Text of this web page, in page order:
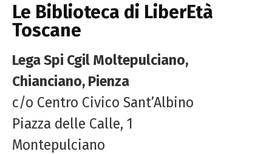
Le Biblioteca di LiberEtà
Toscane
Lega Spi Cgil Moltepulciano,
Chianciano, Pienza
c/o Centro Civico Sant’Albino
Piazza delle Calle, 1
Montepulciano